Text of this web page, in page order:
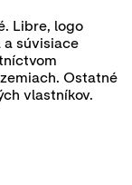
Libre, logo
a súvisiace
Ostatné
vlastníkov.